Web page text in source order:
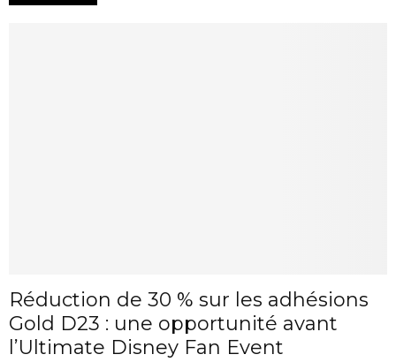
Réduction de 30 % sur les adhésions
Gold D23 : une opportunité avant
l’Ultimate Disney Fan Event